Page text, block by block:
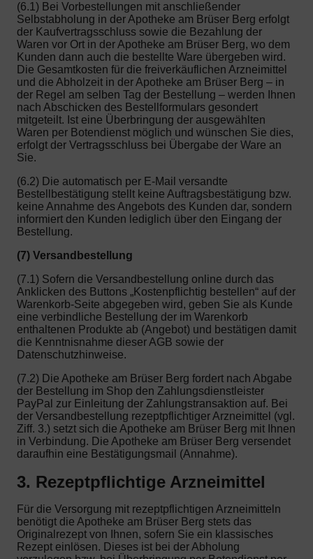
(6.1) Bei Vorbestellungen mit anschließender
Selbstabholung in der Apotheke am Brüser Berg erfolgt
der Kaufvertragsschluss sowie die Bezahlung der
Waren vor Ort in der Apotheke am Brüser Berg, wo dem
Kunden dann auch die bestellte Ware übergeben wird.
Die Gesamtkosten für die freiverkäuflichen Arzneimittel
und die Abholzeit in der Apotheke am Brüser Berg – in
der Regel am selben Tag der Bestellung – werden Ihnen
nach Abschicken des Bestellformulars gesondert
mitgeteilt. Ist eine Überbringung der ausgewählten
Waren per Botendienst möglich und wünschen Sie dies,
erfolgt der Vertragsschluss bei Übergabe der Ware an
Sie.
(6.2) Die automatisch per E-Mail versandte
Bestellbestätigung stellt keine Auftragsbestätigung bzw.
keine Annahme des Angebots des Kunden dar, sondern
informiert den Kunden lediglich über den Eingang der
Bestellung.
(7) Versandbestellung
(7.1) Sofern die Versandbestellung online durch das
Anklicken des Buttons „Kostenpflichtig bestellen“ auf der
Warenkorb-Seite abgegeben wird, geben Sie als Kunde
eine verbindliche Bestellung der im Warenkorb
enthaltenen Produkte ab (Angebot) und bestätigen damit
die Kenntnisnahme dieser AGB sowie der
Datenschutzhinweise.
(7.2) Die Apotheke am Brüser Berg fordert nach Abgabe
der Bestellung im Shop den Zahlungsdienstleister
PayPal zur Einleitung der Zahlungstransaktion auf. Bei
der Versandbestellung rezeptpflichtiger Arzneimittel (vgl.
Ziff. 3.) setzt sich die Apotheke am Brüser Berg mit Ihnen
in Verbindung. Die Apotheke am Brüser Berg versendet
daraufhin eine Bestätigungsmail (Annahme).
3. Rezeptpflichtige Arzneimittel
Für die Versorgung mit rezeptpflichtigen Arzneimitteln
benötigt die Apotheke am Brüser Berg stets das
Originalrezept von Ihnen, sofern Sie ein klassisches
Rezept einlösen. Dieses ist bei der Abholung